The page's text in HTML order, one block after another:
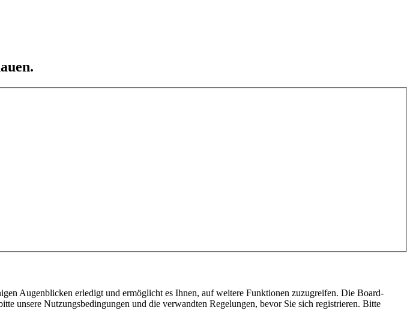
Augenblicken erledigt und ermöglicht es Ihnen, auf weitere Funktionen zuzugreifen. Die Board-
unsere Nutzungsbedingungen und die verwandten Regelungen, bevor Sie sich registrieren. Bitte